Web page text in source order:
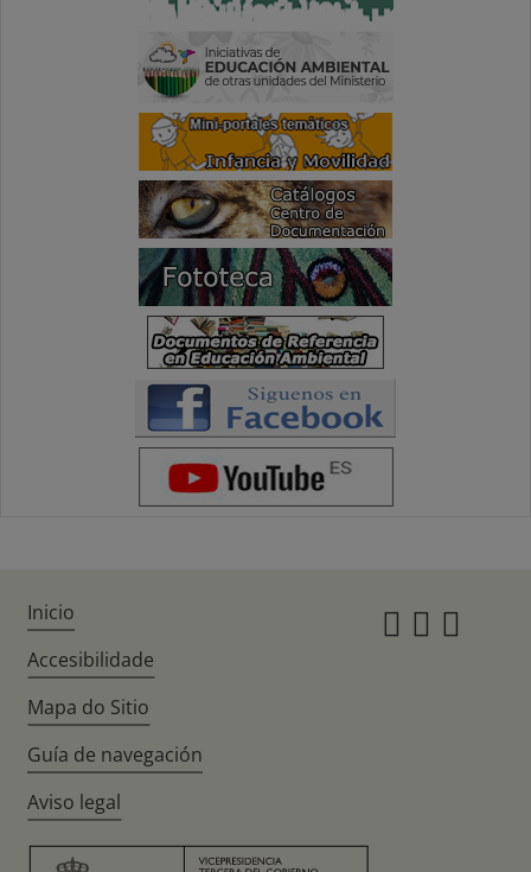
Inicio
Accesibilidade
Mapa do Sitio
Guía de navegación
Aviso legal